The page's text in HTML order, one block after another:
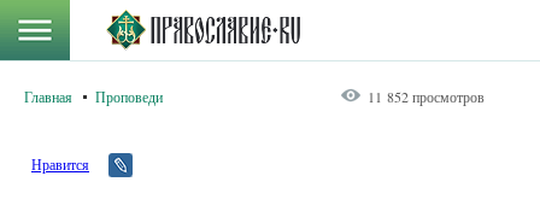
Главная Проповеди 11 852 просмотров
Нравится